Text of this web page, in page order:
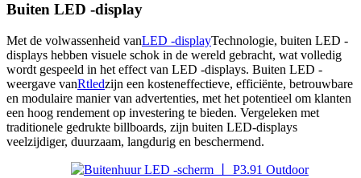
Buiten LED -display
Met de volwassenheid vanLED -displayTechnologie, buiten LED -
displays hebben visuele schok in de wereld gebracht, wat volledig
wordt gespeeld in het effect van LED -displays. Buiten LED -
weergave vanRtledzijn een kosteneffectieve, efficiënte, betrouwbare
en modulaire manier van advertenties, met het potentieel om klanten
een hoog rendement op investering te bieden. Vergeleken met
traditionele gedrukte billboards, zijn buiten LED-displays
veelzijdiger, duurzaam, langdurig en beschermend.